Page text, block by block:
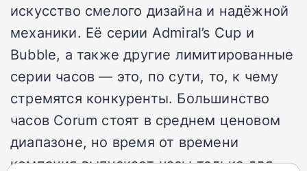
искусство смелого дизайна и надёжной
механики. Её серии Admiral’s Cup и
Bubble, а также другие лимитированные
серии часов — это, по сути, то, к чему
стремятся конкуренты. Большинство
часов Corum стоят в среднем ценовом
диапазоне, но время от времени
компания выпускает часы только для